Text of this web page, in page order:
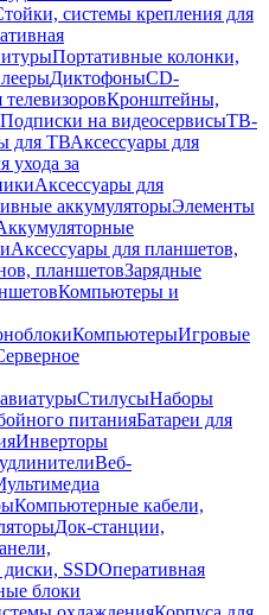
системы крепления для
Портативные колонки,
ДиктофоныCD-
Кронштейны,
Подписки на видеосервисыТВ-
для ТВАксессуары для
ухода за
Аксессуары для
аккумуляторыЭлементы
Аксессуары для планшетов,
планшетовЗарядные
Компьютеры и
КомпьютерыИгровые
СтилусыНаборы
питанияБатареи для
Инверторы
Веб-
Компьютерные кабели,
Док-станции,
SSDОперативная
блоки